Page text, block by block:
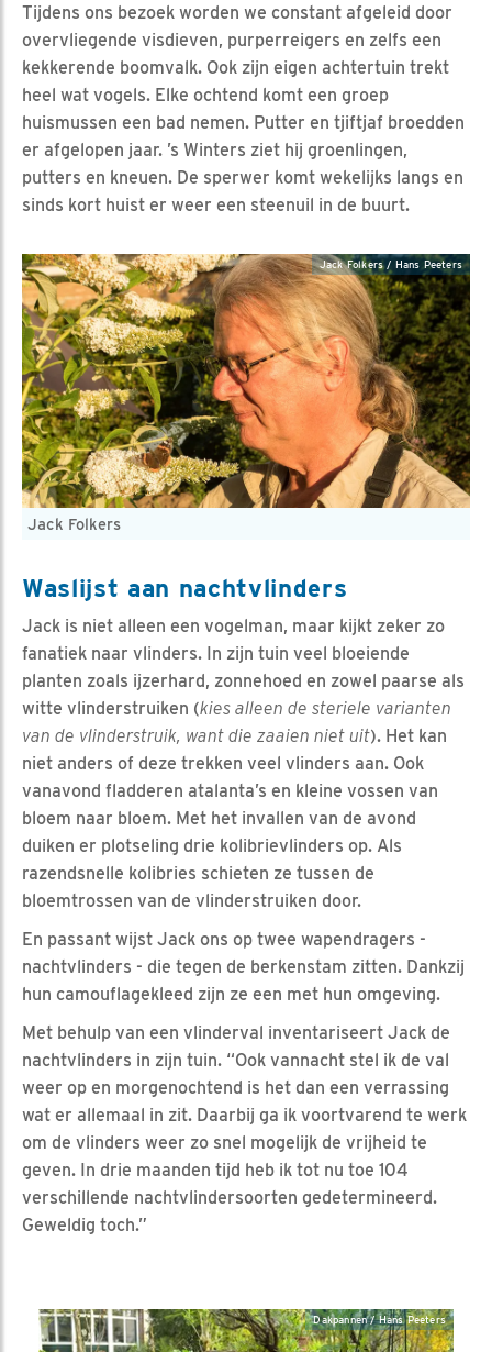
Tijdens ons bezoek worden we constant afgeleid door
overvliegende visdieven, purperreigers en zelfs een
kekkerende boomvalk. Ook zijn eigen achtertuin trekt
heel wat vogels. Elke ochtend komt een groep
huismussen een bad nemen. Putter en tjiftjaf broedden
er afgelopen jaar. ’s Winters ziet hij groenlingen,
putters en kneuen. De sperwer komt wekelijks langs en
sinds kort huist er weer een steenuil in de buurt.
Jack Folkers
Jack Folkers / Hans Peeters
Waslijst aan nachtvlinders
Jack is niet alleen een vogelman, maar kijkt zeker zo
fanatiek naar vlinders. In zijn tuin veel bloeiende
planten zoals ijzerhard, zonnehoed en zowel paarse als
witte vlinderstruiken (kies alleen de steriele varianten
van de vlinderstruik, want die zaaien niet uit). Het kan
niet anders of deze trekken veel vlinders aan. Ook
vanavond fladderen atalanta’s en kleine vossen van
bloem naar bloem. Met het invallen van de avond
duiken er plotseling drie kolibrievlinders op. Als
razendsnelle kolibries schieten ze tussen de
bloemtrossen van de vlinderstruiken door.
En passant wijst Jack ons op twee wapendragers -
nachtvlinders - die tegen de berkenstam zitten. Dankzij
hun camouflagekleed zijn ze een met hun omgeving.
Met behulp van een vlinderval inventariseert Jack de
nachtvlinders in zijn tuin. “Ook vannacht stel ik de val
weer op en morgenochtend is het dan een verrassing
wat er allemaal in zit. Daarbij ga ik voortvarend te werk
om de vlinders weer zo snel mogelijk de vrijheid te
geven. In drie maanden tijd heb ik tot nu toe 104
verschillende nachtvlindersoorten gedetermineerd.
Geweldig toch.”
Dakpannen / Hans Peeters